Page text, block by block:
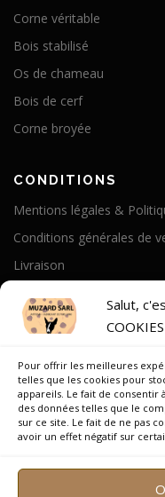
Salut,
Pour offrir les meilleures
telles que les cookies pour
appareils. Le fait de
des données telles que le
sur ce site. Le fait de ne pas
avoir un effet négatif sur
Corne véritable
Bois stabilisé
Os de chameau
Bois de cerf
Corne broyée
CONDITIONS
Mentions légales &
Conditions générales de
Livraison
Notre Histoire
On parle de nous
Recrutement